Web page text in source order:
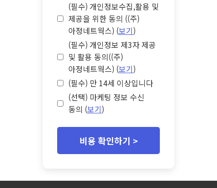
(필수) 개인정보수집,활용 및
제공을 위한 동의 ((주)
아정네트웍스) (보기)
(필수) 개인정보 제3자 제공
및 활용 동의((주)
아정네트웍스) (보기)
(필수) 만 14세 이상입니다
(선택) 마케팅 정보 수신
동의 (보기)
비용 확인하기 >